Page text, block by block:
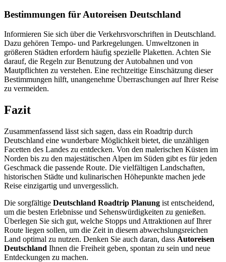
Bestimmungen für Autoreisen Deutschland
Informieren Sie sich über die Verkehrsvorschriften in Deutschland.
Dazu gehören Tempo- und Parkregelungen. Umweltzonen in
größeren Städten erfordern häufig spezielle Plaketten. Achten Sie
darauf, die Regeln zur Benutzung der Autobahnen und von
Mautpflichten zu verstehen. Eine rechtzeitige Einschätzung dieser
Bestimmungen hilft, unangenehme Überraschungen auf Ihrer Reise
zu vermeiden.
Fazit
Zusammenfassend lässt sich sagen, dass ein Roadtrip durch
Deutschland eine wunderbare Möglichkeit bietet, die unzähligen
Facetten des Landes zu entdecken. Von den malerischen Küsten im
Norden bis zu den majestätischen Alpen im Süden gibt es für jeden
Geschmack die passende Route. Die vielfältigen Landschaften,
historischen Städte und kulinarischen Höhepunkte machen jede
Reise einzigartig und unvergesslich.
Die sorgfältige Deutschland Roadtrip Planung ist entscheidend,
um die besten Erlebnisse und Sehenswürdigkeiten zu genießen.
Überlegen Sie sich gut, welche Stopps und Attraktionen auf Ihrer
Route liegen sollen, um die Zeit in diesem abwechslungsreichen
Land optimal zu nutzen. Denken Sie auch daran, dass Autoreisen
Deutschland Ihnen die Freiheit geben, spontan zu sein und neue
Entdeckungen zu machen.